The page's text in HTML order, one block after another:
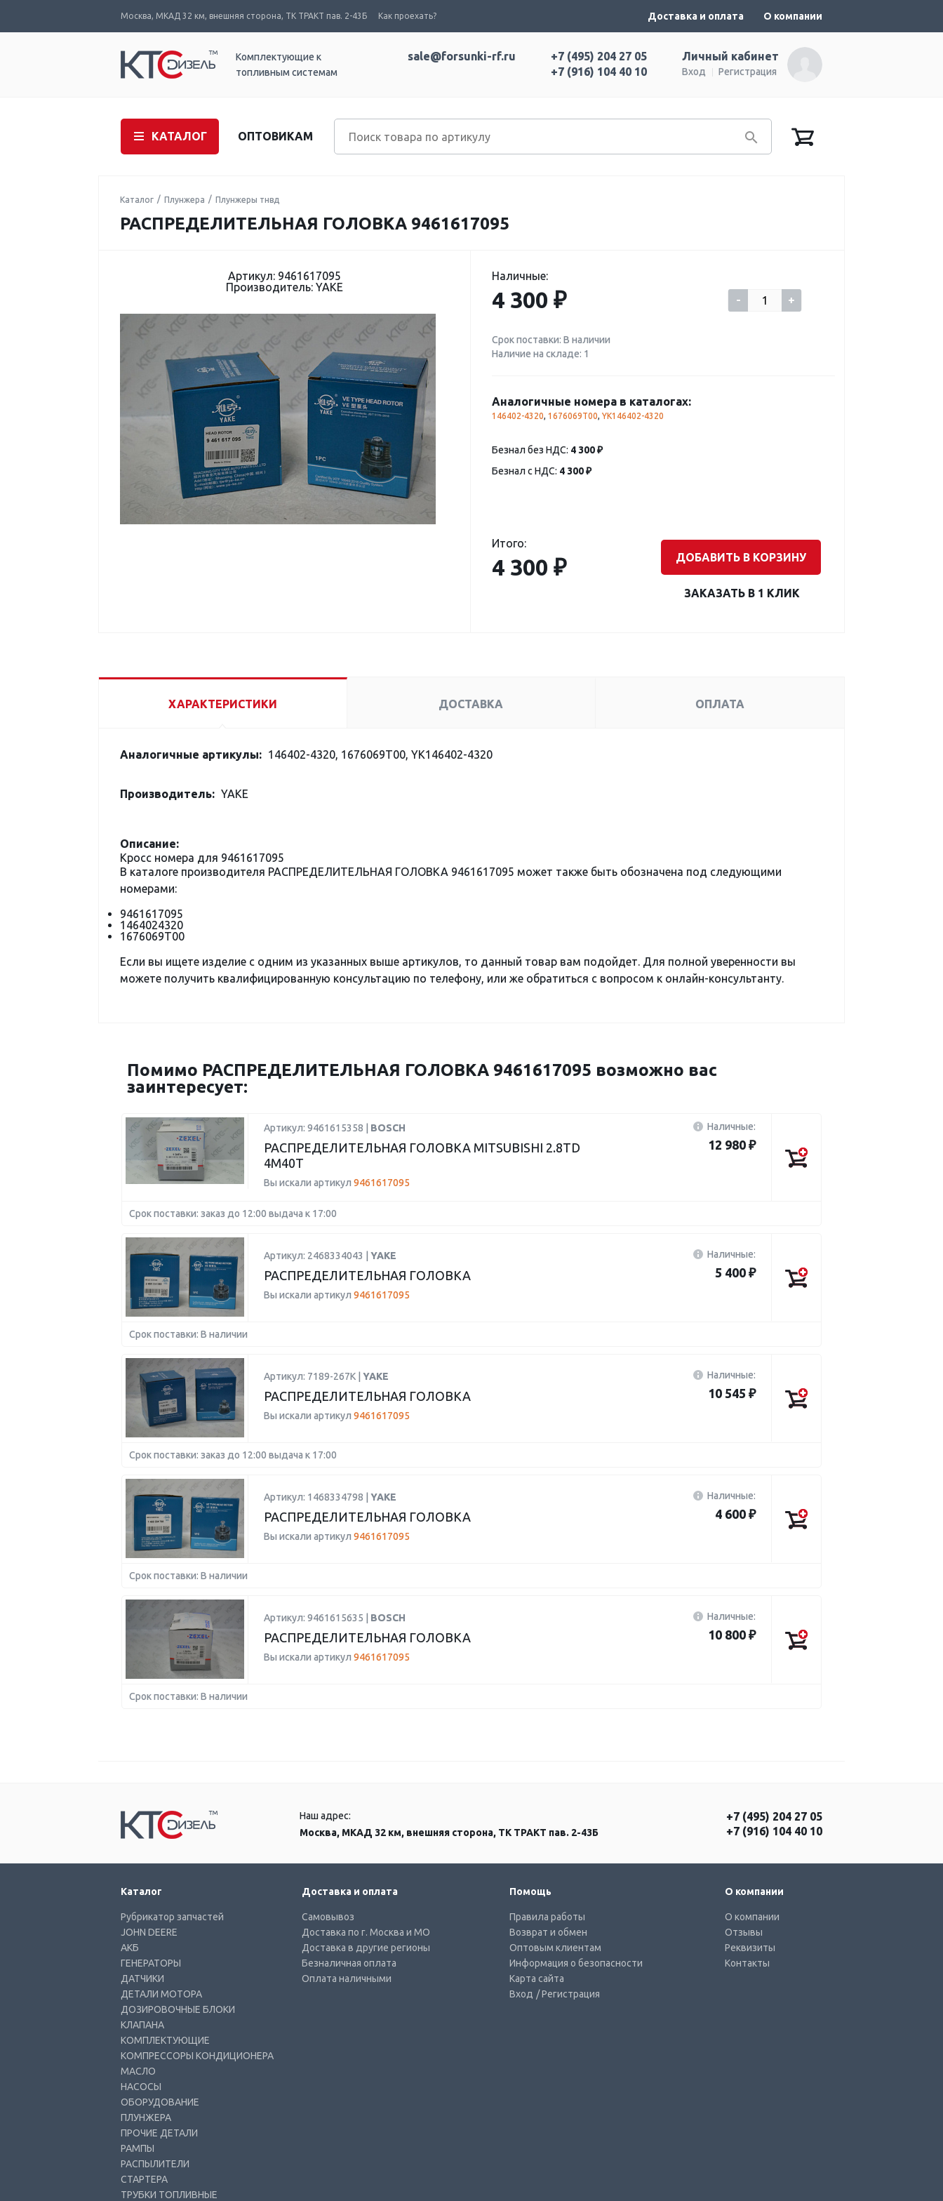
Москва, МКАД 32 км, внешняя сторона, ТК ТРАКТ пав. 2-43Б Как проехать? Доставка и оплата О компании
Комплектующие к
топливным системам
Личный кабинет
Вход Регистрация
+7 (495) 204 27 05
+7 (916) 104 40 10
sale@forsunki-rf.ru
КАТАЛОГ ОПТОВИКАМ
Каталог Плунжера Плунжеры тнвд
РАСПРЕДЕЛИТЕЛЬНАЯ ГОЛОВКА 9461617095
Артикул: 9461617095
Производитель: YAKE
Наличные:
4 300 ₽ - +
Срок поставки: В наличии
Наличие на складе: 1
Аналогичные номера в каталогах:
146402-4320, 1676069T00, YK146402-4320
Безнал без НДС: 4 300 ₽
Безнал с НДС: 4 300 ₽
Итого:
4 300 ₽ ДОБАВИТЬ В КОРЗИНУ
ЗАКАЗАТЬ В 1 КЛИК
ХАРАКТЕРИСТИКИ ДОСТАВКА ОПЛАТА
Аналогичные артикулы: 146402-4320, 1676069T00, YK146402-4320
Производитель: YAKE
Описание:
Кросс номера для 9461617095
В каталоге производителя РАСПРЕДЕЛИТЕЛЬНАЯ ГОЛОВКА 9461617095 может также быть обозначена под следующими
номерами:
9461617095
1464024320
1676069T00
Если вы ищете изделие с одним из указанных выше артикулов, то данный товар вам подойдет. Для полной уверенности вы
можете получить квалифицированную консультацию по телефону, или же обратиться с вопросом к онлайн-консультанту.
Помимо РАСПРЕДЕЛИТЕЛЬНАЯ ГОЛОВКА 9461617095 возможно вас
заинтересует:
Артикул: 9461615358 | BOSCH
РАСПРЕДЕЛИТЕЛЬНАЯ ГОЛОВКА MITSUBISHI 2.8TD
4M40T
Вы искали артикул 9461617095
Наличные:
12 980 ₽
Срок поставки: заказ до 12:00 выдача к 17:00
Артикул: 2468334043 | YAKE
РАСПРЕДЕЛИТЕЛЬНАЯ ГОЛОВКА
Вы искали артикул 9461617095
Наличные:
5 400 ₽
Срок поставки: В наличии
Артикул: 7189-267K | YAKE
РАСПРЕДЕЛИТЕЛЬНАЯ ГОЛОВКА
Вы искали артикул 9461617095
Наличные:
10 545 ₽
Срок поставки: заказ до 12:00 выдача к 17:00
Артикул: 1468334798 | YAKE
РАСПРЕДЕЛИТЕЛЬНАЯ ГОЛОВКА
Вы искали артикул 9461617095
Наличные:
4 600 ₽
Срок поставки: В наличии
Артикул: 9461615635 | BOSCH
РАСПРЕДЕЛИТЕЛЬНАЯ ГОЛОВКА
Вы искали артикул 9461617095
Наличные:
10 800 ₽
Срок поставки: В наличии
Наш адрес:
Москва, МКАД 32 км, внешняя сторона, ТК ТРАКТ пав. 2-43Б
+7 (495) 204 27 05
+7 (916) 104 40 10
Каталог
Рубрикатор запчастей
JOHN DEERE
АКБ
ГЕНЕРАТОРЫ
ДАТЧИКИ
ДЕТАЛИ МОТОРА
ДОЗИРОВОЧНЫЕ БЛОКИ
КЛАПАНА
КОМПЛЕКТУЮЩИЕ
КОМПРЕССОРЫ КОНДИЦИОНЕРА
МАСЛО
НАСОСЫ
ОБОРУДОВАНИЕ
ПЛУНЖЕРА
ПРОЧИЕ ДЕТАЛИ
РАМПЫ
РАСПЫЛИТЕЛИ
СТАРТЕРА
ТРУБКИ ТОПЛИВНЫЕ
Доставка и оплата
Самовывоз
Доставка по г. Москва и МО
Доставка в другие регионы
Безналичная оплата
Оплата наличными
Помощь
Правила работы
Возврат и обмен
Оптовым клиентам
Информация о безопасности
Карта сайта
Вход / Регистрация
О компании
О компании
Отзывы
Реквизиты
Контакты